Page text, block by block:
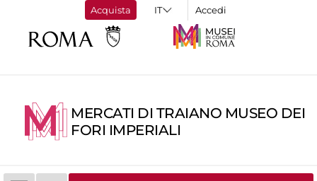
Acquista Accedi
MERCATI DI TRAIANO MUSEO DEI
FORI IMPERIALI